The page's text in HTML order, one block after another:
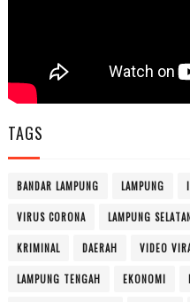
TAGS
BANDAR LAMPUNG LAMPUNG
VIRUS CORONA LAMPUNG
KRIMINAL DAERAH VIDEO
LAMPUNG TENGAH EKONOMI